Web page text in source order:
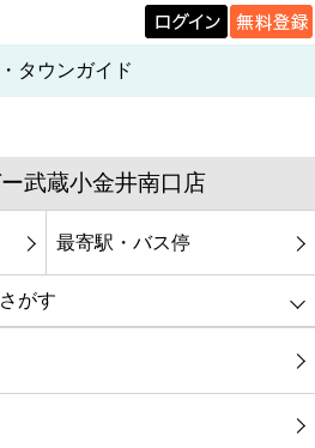
タウンガイド
武蔵小金井南口店
最寄駅・バス停
がす